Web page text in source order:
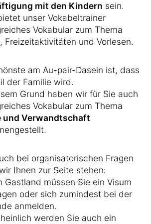
mit den Kindern sein.
unser Vokabeltrainer
Vokabular zum Thema
Freizeitaktivitäten und Vorlesen.
am Au-pair-Dasein ist, dass
der Familie wird.
Grund haben wir für Sie auch
Vokabular zum Thema
und Verwandtschaft
bei organisatorischen Fragen
Ihnen zur Seite stehen:
Gastland müssen Sie ein Visum
oder sich zumindest bei der
anmelden.
werden Sie auch ein